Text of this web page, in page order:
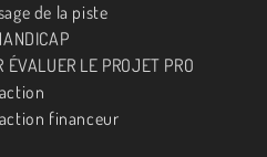
de la piste
ÉVALUER LE PROJET PRO
financeur